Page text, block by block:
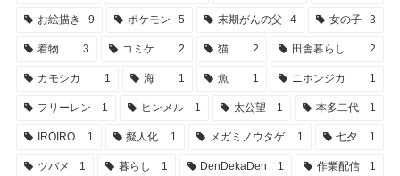
お絵描き 9 ポケモン 5 末期がんの父 4 女の子 3
着物 3 コミケ 2 猫 2 田舎暮らし 2
カモシカ 1 海 1 魚 1 ニホンジカ 1
フリーレン 1 ヒンメル 1 太公望 1 本多二代 1
IROIRO 1 擬人化 1 メガミノウタゲ 1 七夕 1
ツバメ 1 暮らし 1 DenDekaDen 1 作業配信 1